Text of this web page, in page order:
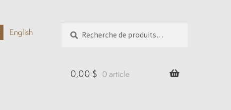
English
pour :
0,00 $ 0 article